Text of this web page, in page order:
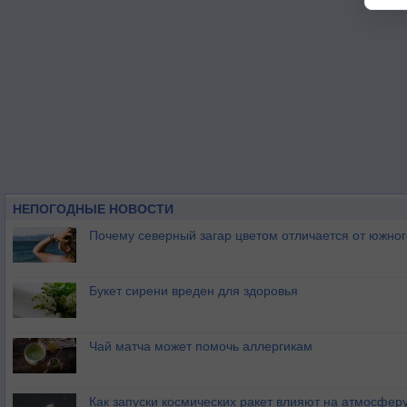
НЕПОГОДНЫЕ НОВОСТИ
Почему северный загар цветом отличается от
Букет сирени вреден для здоровья
Чай матча может помочь аллергикам
Как запуски космических ракет влияют на